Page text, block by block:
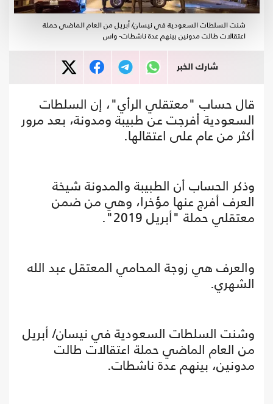
شنت السلطات السعودية في نيسان/ أبريل من العام الماضي حملة
اعتقالات طالت مدونين بينهم عدة ناشطات- واس
شارك الخبر
قال حساب "معتقلي الرأي"، إن السلطات
السعودية أفرجت عن طبيبة ومدونة، بعد مرور
أكثر من عام على اعتقالها.
وذكر الحساب أن الطبيبة والمدونة شيخة
العرف أفرج عنها مؤخرا، وهي من ضمن
معتقلي حملة "أبريل 2019".
والعرف هي زوجة المحامي المعتقل عبد الله
الشهري.
وشنت السلطات السعودية في نيسان/ أبريل
من العام الماضي حملة اعتقالات طالت
مدونين، بينهم عدة ناشطات.